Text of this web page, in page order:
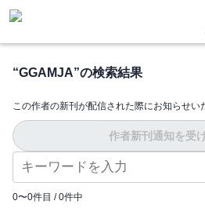
“GGAMJA”の検索結果
この作者の新刊が配信された際にお知らせい
作者新刊通知を受
0〜0件目 / 0件中